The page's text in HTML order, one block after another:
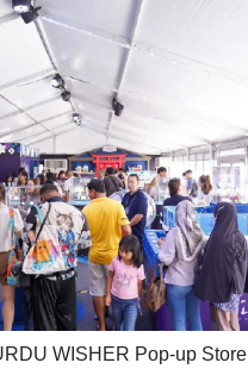
WISHER Pop-up Store